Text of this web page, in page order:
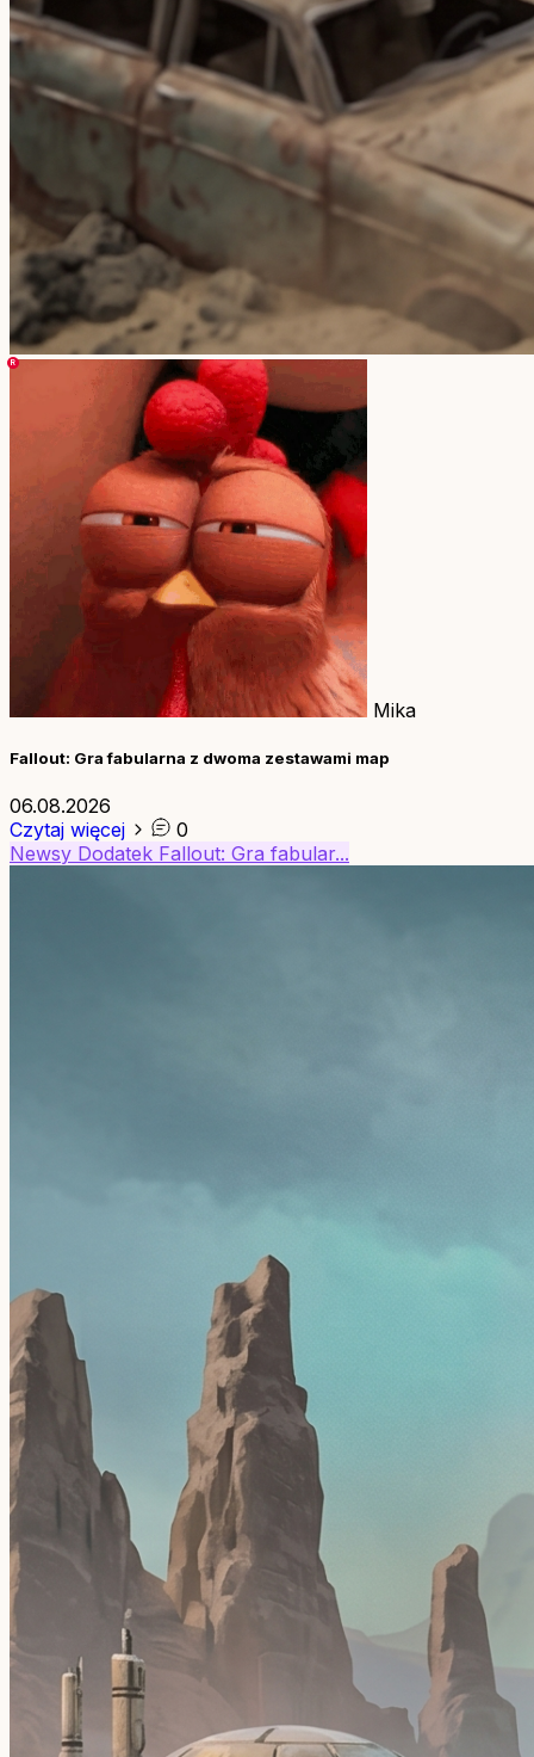
Mika
Fallout: Gra fabularna z dwoma zestawami map
06.08.2026
Czytaj więcej
0
Newsy Dodatek Fallout: Gra fabular...